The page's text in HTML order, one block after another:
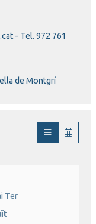
- Tel. 972 761
de Montgrí
Ter